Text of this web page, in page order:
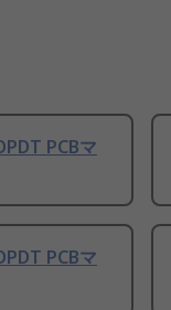
PCBマ
PCBマ